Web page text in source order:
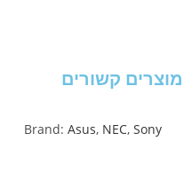
מוצרים קשורים
Brand: Asus, NEC, Sony